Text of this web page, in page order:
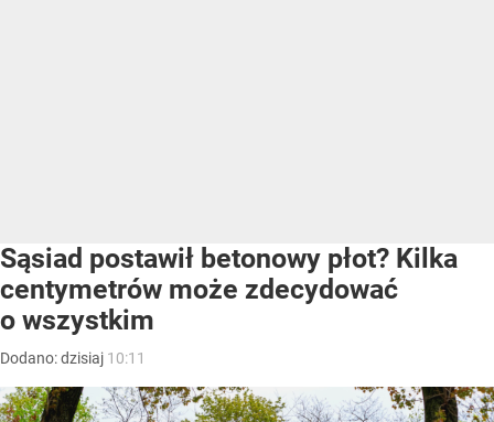
Sąsiad postawił betonowy płot? Kilka
centymetrów może zdecydować
o wszystkim
Dodano:dzisiaj 10:11